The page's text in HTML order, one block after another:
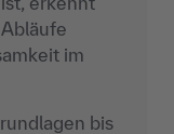
im
bis